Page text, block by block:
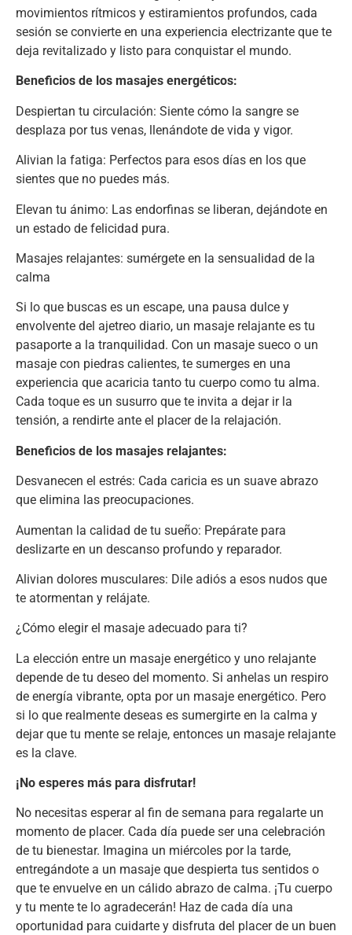
movimientos rítmicos y estiramientos profundos, cada
sesión se convierte en una experiencia electrizante que te
deja revitalizado y listo para conquistar el mundo.
Beneficios de los masajes energéticos:
Despiertan tu circulación: Siente cómo la sangre se
desplaza por tus venas, llenándote de vida y vigor.
Alivian la fatiga: Perfectos para esos días en los que
sientes que no puedes más.
Elevan tu ánimo: Las endorfinas se liberan, dejándote en
un estado de felicidad pura.
Masajes relajantes: sumérgete en la sensualidad de la
calma
Si lo que buscas es un escape, una pausa dulce y
envolvente del ajetreo diario, un masaje relajante es tu
pasaporte a la tranquilidad. Con un masaje sueco o un
masaje con piedras calientes, te sumerges en una
experiencia que acaricia tanto tu cuerpo como tu alma.
Cada toque es un susurro que te invita a dejar ir la
tensión, a rendirte ante el placer de la relajación.
Beneficios de los masajes relajantes:
Desvanecen el estrés: Cada caricia es un suave abrazo
que elimina las preocupaciones.
Aumentan la calidad de tu sueño: Prepárate para
deslizarte en un descanso profundo y reparador.
Alivian dolores musculares: Dile adiós a esos nudos que
te atormentan y relájate.
¿Cómo elegir el masaje adecuado para ti?
La elección entre un masaje energético y uno relajante
depende de tu deseo del momento. Si anhelas un respiro
de energía vibrante, opta por un masaje energético. Pero
si lo que realmente deseas es sumergirte en la calma y
dejar que tu mente se relaje, entonces un masaje relajante
es la clave.
¡No esperes más para disfrutar!
No necesitas esperar al fin de semana para regalarte un
momento de placer. Cada día puede ser una celebración
de tu bienestar. Imagina un miércoles por la tarde,
entregándote a un masaje que despierta tus sentidos o
que te envuelve en un cálido abrazo de calma. ¡Tu cuerpo
y tu mente te lo agradecerán! Haz de cada día una
oportunidad para cuidarte y disfruta del placer de un buen